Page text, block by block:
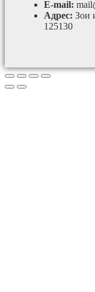
E-mail:
Адрес: Зои
125130